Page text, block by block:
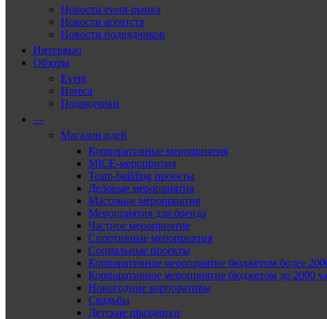
Новости event-рынка
Новости агентств
Новости подрядчиков
Интервью
Обзоры
Event
Horeca
Подрядчики
—
Магазин идей
Корпоративные мероприятия
MICE-меропрития
Team-building проекты
Деловые мероприятия
Массовые мероприятия
Мероприятия для бренда
Частное мероприятие
Спортивные мероприятия
Социальные проекты
Корпоративное мероприятие бюджетом более
Корпоративное мероприятие бюджетом до 2000
Новогодние корпоративы
Свадьбы
Детские праздники